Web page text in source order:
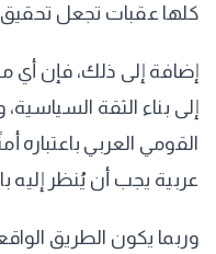
كلها عقبات تجعل تحقيق
إضافة إلى ذلك، فإن أي
إلى بناء الثقة
القومي العربي باعتباره
عربية يجب أن يُنظر إليه
وربما يكون الطريق